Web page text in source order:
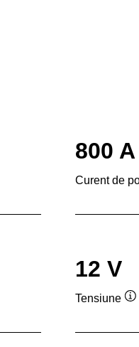
800 A
Curent de
12 V
Tensiune